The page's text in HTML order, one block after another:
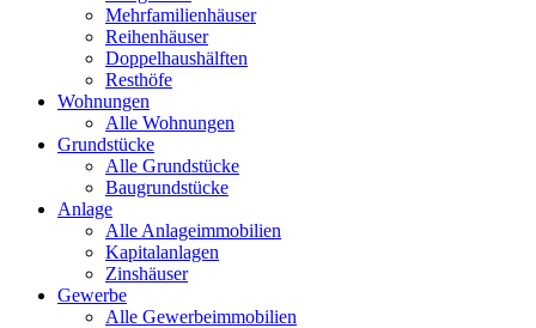
Mehrfamilienhäuser
Reihenhäuser
Doppelhaushälften
Resthöfe
Wohnungen
Alle Wohnungen
Grundstücke
Alle Grundstücke
Baugrundstücke
Anlage
Alle Anlageimmobilien
Kapitalanlagen
Zinshäuser
Gewerbe
Alle Gewerbeimmobilien